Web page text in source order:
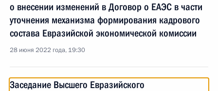
о внесении изменений в Договор о ЕАЭС в части
уточнения механизма формирования кадрового
состава Евразийской экономической комиссии
28 июня 2022 года, 19:30
Заседание Высшего Евразийского